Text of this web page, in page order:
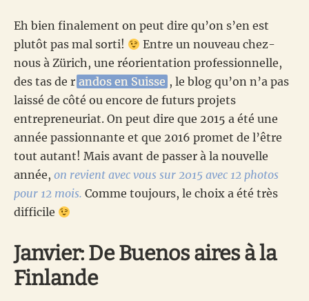
Eh bien finalement on peut dire qu’on s’en est
plutôt pas mal sorti!
Entre un nouveau chez-
nous à Zürich, une réorientation professionnelle,
des tas de r andos en Suisse , le blog qu’on n’a pas
laissé de côté ou encore de futurs projets
entrepreneuriat. On peut dire que 2015 a été une
année passionnante et que 2016 promet de l’être
tout autant! Mais avant de passer à la nouvelle
année, on revient avec vous sur 2015 avec 12 photos
pour 12 mois. Comme toujours, le choix a été très
difficile
Janvier: De Buenos aires à la
Finlande